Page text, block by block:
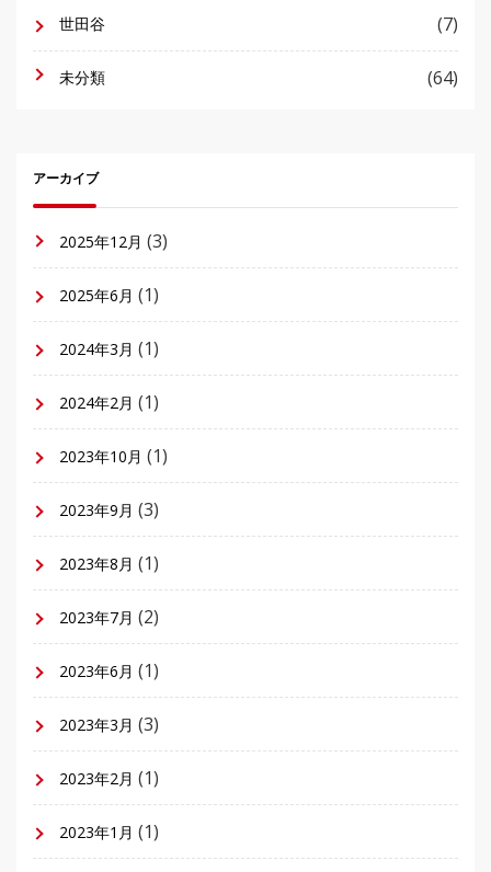
世田谷 (7)
未分類 (64)
アーカイブ
2025年12月 (3)
2025年6月 (1)
2024年3月 (1)
2024年2月 (1)
2023年10月 (1)
2023年9月 (3)
2023年8月 (1)
2023年7月 (2)
2023年6月 (1)
2023年3月 (3)
2023年2月 (1)
2023年1月 (1)